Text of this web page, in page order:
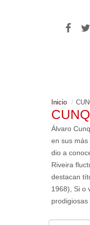
Inicio
Álvaro
en sus más
dio a
Riveira
destacan
1968), Si o